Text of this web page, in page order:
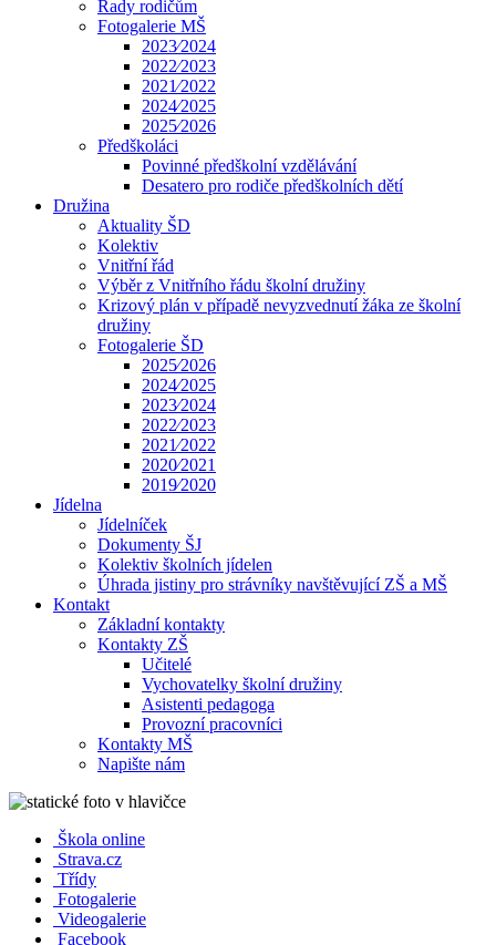
Rady rodičům
Fotogalerie MŠ
2023⁄2024
2022⁄2023
2021⁄2022
2024⁄2025
2025⁄2026
Předškoláci
Povinné předškolní vzdělávání
Desatero pro rodiče předškolních dětí
Družina
Aktuality ŠD
Kolektiv
Vnitřní řád
Výběr z Vnitřního řádu školní družiny
Krizový plán v případě nevyzvednutí žáka ze školní
družiny
Fotogalerie ŠD
2025⁄2026
2024⁄2025
2023⁄2024
2022⁄2023
2021⁄2022
2020⁄2021
2019⁄2020
Jídelna
Jídelníček
Dokumenty ŠJ
Kolektiv školních jídelen
Úhrada jistiny pro strávníky navštěvující ZŠ a MŠ
Kontakt
Základní kontakty
Kontakty ZŠ
Učitelé
Vychovatelky školní družiny
Asistenti pedagoga
Provozní pracovníci
Kontakty MŠ
Napište nám
Škola online
Strava.cz
Třídy
Fotogalerie
Videogalerie
Facebook